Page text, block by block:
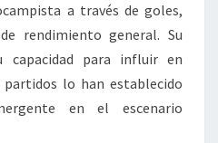
a través de goles,
rendimiento general. Su
capacidad para influir en
lo han establecido
en el escenario